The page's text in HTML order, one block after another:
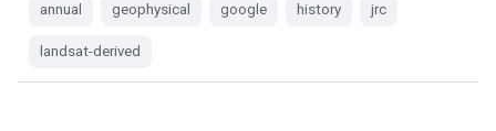
annual geophysical google history jrc
landsat-derived